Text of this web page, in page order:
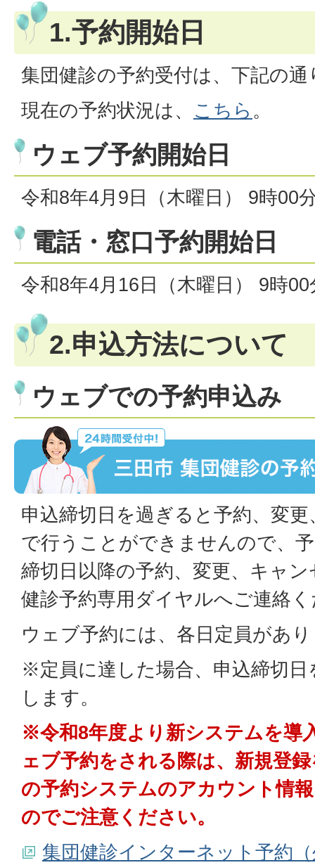
1.予約開始日
集団健診の予約受付は、下記の
現在の予約状況は、 こちら 。
ウェブ予約開始日
令和8年4月9日（木曜日） 9時00
電話・窓口予約開始日
令和8年4月16日（木曜日） 9時
2.申込方法について
ウェブでの予約申込み
申込締切日を過ぎると予約、変
で行うことができませんので、
締切日以降の予約、変更、キャ
健診予約専用ダイヤルへご連絡
ウェブ予約には、各日定員があ
※定員に達した場合、申込締切
します。
※令和8年度より新システムを導
ェブ予約をされる際は、新規登
の予約システムのアカウント情
のでご注意ください。
集団健診インターネット予約